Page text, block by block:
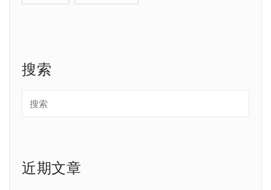
搜索
近期文章